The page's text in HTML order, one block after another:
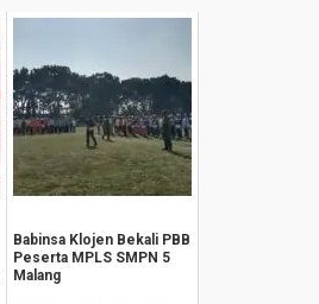
Babinsa Klojen Bekali PBB
Peserta MPLS SMPN 5
Malang